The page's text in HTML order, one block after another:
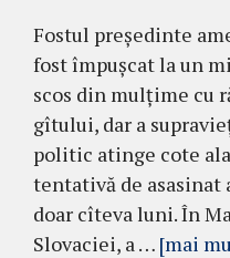
Fostul președinte
fost împușcat la un
scos din mulțime cu
gîtului, dar a
politic atinge cote
tentativă de asasinat
doar cîteva luni. În
Slovaciei, a … [mai